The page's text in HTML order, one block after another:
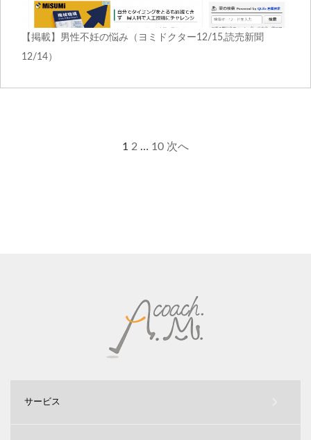
【掲載】男性不妊の悩み（ヨミドクター12/15,読売新聞
12/14）
1 2 … 10 次へ
サービス